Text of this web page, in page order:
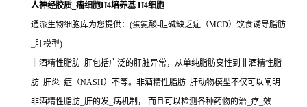
人神经胶质_瘤细胞H4培养基 H4细胞
通派生物细胞库为您提供：(蛋氨酸-胆碱缺乏症（MCD）饮食诱导脂肪
_肝模型)
非酒精性脂肪_肝包括广泛的肝脏异常，从单纯脂肪变性到非酒精性脂
肪_肝炎_症（NASH）不等。非酒精性脂肪_肝动物模型不仅可以阐明
非酒精性脂肪_肝的发_病机制， 而且可以检测各种药物的治_疗_效